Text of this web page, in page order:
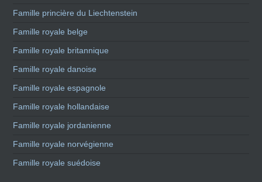
Famille princière du Liechtenstein
Famille royale belge
Famille royale britannique
Famille royale danoise
Famille royale espagnole
Famille royale hollandaise
Famille royale jordanienne
Famille royale norvégienne
Famille royale suédoise